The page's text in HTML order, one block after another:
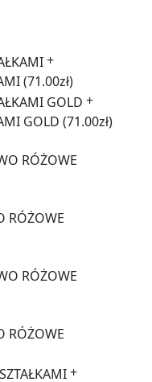
+
(71.00zł)
+
GOLD (71.00zł)
RÓŻOWE
RÓŻOWE
+